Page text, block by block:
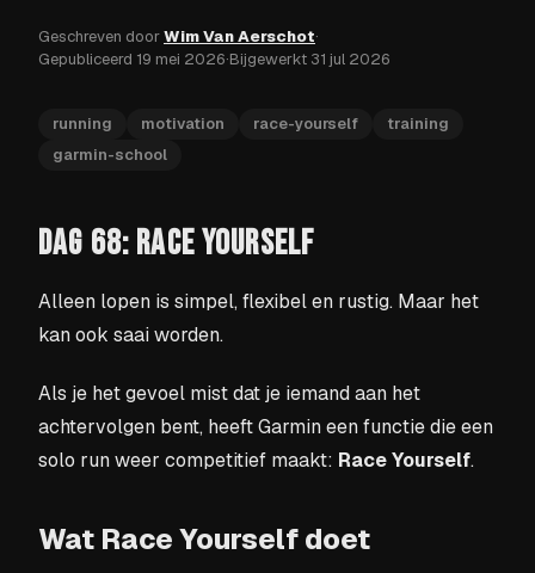
Geschreven doorWim Van Aerschot·
Gepubliceerd 19 mei 2026·Bijgewerkt 31 jul 2026
running motivation race-yourself
training
garmin-school
DAG 68: RACE YOURSELF
Alleen lopen is simpel, flexibel en rustig. Maar het
kan ook saai worden.
Als je het gevoel mist dat je iemand aan het
achtervolgen bent, heeft Garmin een functie die een
solo run weer competitief maakt: Race Yourself.
Wat Race Yourself doet